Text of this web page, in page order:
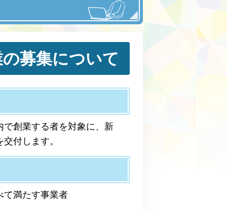
募集について
創業する者を対象に、新
付します。
満たす事業者